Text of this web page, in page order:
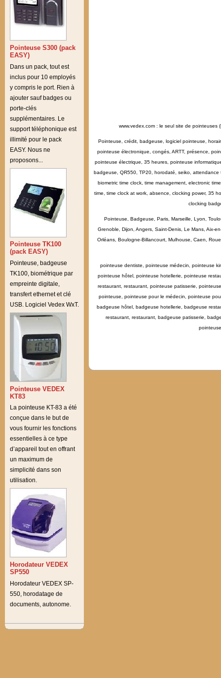
Pointeuse S300 (pack
EASY)
Dans un pack, tout est
inclus pour 10 employés
y compris le port. Rien à
ajouter sauf badges ou
porte-clés
supplémentaires. Le
support téléphonique est
illimité pour le pack
EASY. Nous ne
proposons...
Pointeuse TK100
(pack EASY)
Pointeuse, badgeuse
TK100, biométrique par
empreinte digitale,
transfert ethernet et clé
USB. Logiciel Vedex WxT.
Pointeuse VEDEX
KT83
La pointeuse KT-83 a été
conçue dans le but de
vous fournir les fonctions
essentielles à ce type
d’appareil tout en offrant
un maximum de
simplicité dans son
utilisation.
Horodateur VEDEX
SP550
Horodateur VEDEX SP-
550, horodatage de
documents, autonome.
www.vedex.com : le seul site de pointeuses
Pointeuse, crédit, badgeuse, logiciel pointeuse,
pointeuse électronique, congés, ARTT, présence,
pointeuse électrique, 35 heures, pointeuse
badgeuse, QR550, TP20, horodaté, seiko, attendance
biometric time clock, time management, electronic
time, time clock at work, absence, clocking power, 35
clocking
Pointeuse, Badgeuse, Paris, Marseille, Lyon,
Grenoble, Dijon, Angers, Saint-Denis, Le Mans, Aix-
Orléans, Boulogne-Billancourt, Mulhouse, Caen,
pointeuse dentiste, pointeuse médecin, pointeuse
pointeuse hôtel, pointeuse hotellerie, pointeuse
restaurant, restaurant, pointeuse patisserie,
pointeuse, pointeuse pour le médecin, pointeuse
badgeuse hôtel, badgeuse hotellerie, badgeuse
restaurant, restaurant, badgeuse patisserie,